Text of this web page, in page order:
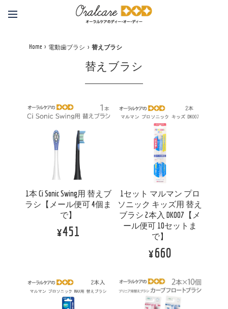
Home 電動歯ブラシ 替えブラシ
替えブラシ
1本 Ci Sonic Swing用 替えブ
ラシ【メール便可 4個ま
で】
¥451
1セット マルマン プロ
ソニック キッズ用 替え
ブラシ 2本入 DK007【メ
ール便可 10セットま
で】
¥660